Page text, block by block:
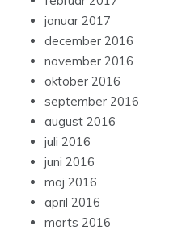
januar 2017
december 2016
november 2016
oktober 2016
september 2016
august 2016
juli 2016
juni 2016
maj 2016
april 2016
marts 2016